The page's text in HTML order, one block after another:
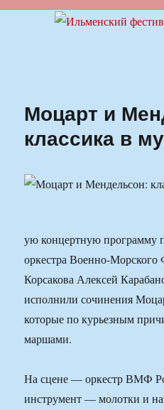
Ильменский
Моцарт и
классика в
ую концертную программу
оркестра Военно-
Корсакова Алексей
исполнили сочинения
которые по курьезным
маршами.
На сцене — оркестр ВМФ
инструмент — молотки и